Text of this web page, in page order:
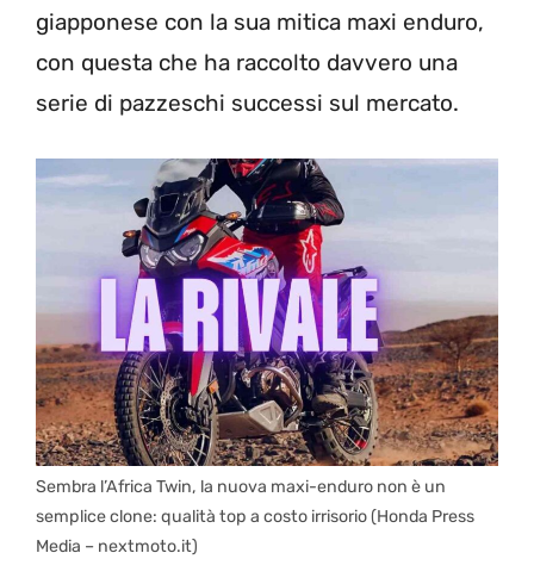
giapponese con la sua mitica maxi enduro,
con questa che ha raccolto davvero una
serie di pazzeschi successi sul mercato.
Sembra l’Africa Twin, la nuova maxi-enduro non è un
semplice clone: qualità top a costo irrisorio (Honda Press
Media – nextmoto.it)